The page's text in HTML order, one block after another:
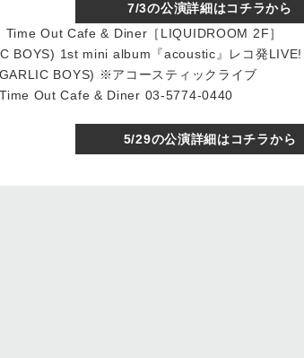
7/3の公演詳細はコチラから
Out Cafe & Diner［LIQUIDROOM 2F］
BOYS) 1st mini album『acoustic』レコ発LIVE!
BOYS) ※アコースティックライブ
Time Out Cafe & Diner 03-5774-0440
5/29の公演詳細はコチラから